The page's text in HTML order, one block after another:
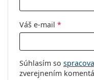
Váš e-mail *
Súhlasím so
zverejnením